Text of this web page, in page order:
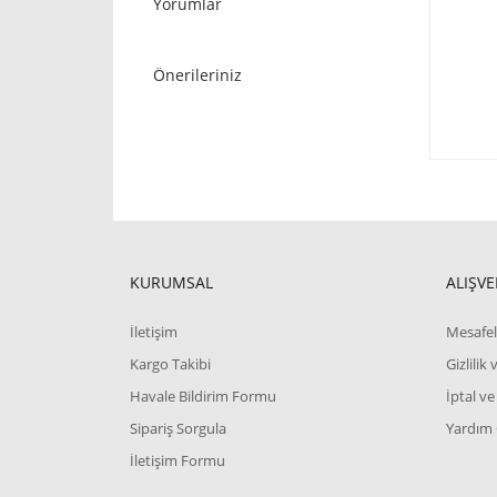
Önerileriniz
KURUMSAL
İletişim
Kargo Takibi
Havale Bildirim Formu
Sipariş Sorgula
İletişim Formu
Gizlilik
İptal ve